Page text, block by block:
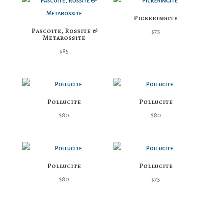
Pascoite, Rossite &
Metarossite
$85
Pickeringite
$75
Pollucite
$80
Pollucite
$80
Pollucite
$80
Pollucite
$75